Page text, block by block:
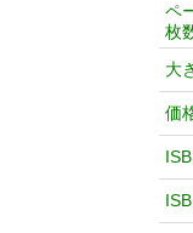
ペ
枚
大
価